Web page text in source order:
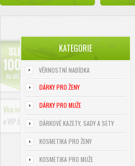
KATEGORIE
VĚRNOSTNÍ NABÍDKA
DÁRKY PRO ŽENY
DÁRKY PRO MUŽE
DÁRKOVÉ KAZETY, SADY A SETY
KOSMETIKA PRO ŽENY
KOSMETIKA PRO MUŽE